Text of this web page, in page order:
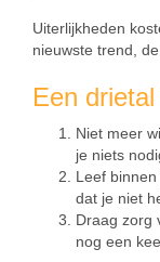
Uiterlijkheden
nieuwste trend,
Een
Niet meer
je niets
Leef
dat je niet
Draag zorg
nog een